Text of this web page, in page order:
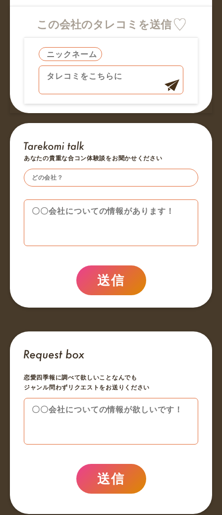
この会社のタレコミを送信
あなたの貴重な合コン体験談をお聞かせください
送信
恋愛四季報に調べて欲しいことなんでも
ジャンル問わずリクエストをお送りください
送信